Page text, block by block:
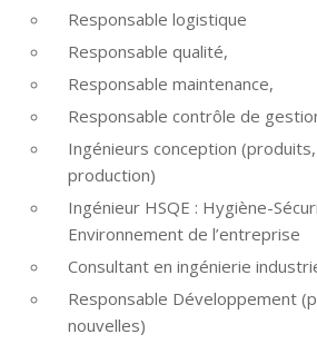
Responsable logistique
Responsable qualité,
Responsable maintenance,
Responsable contrôle de
Ingénieurs conception
production)
Ingénieur HSQE : Hygiène-
Environnement de l’entreprise
Consultant en ingénierie
Responsable Développement
nouvelles)